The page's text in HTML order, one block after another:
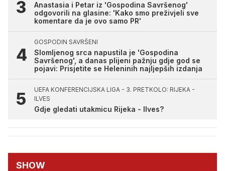
Anastasia i Petar iz 'Gospodina Savršenog'
odgovorili na glasine: 'Kako smo preživjeli sve
komentare da je ovo samo PR'
GOSPODIN SAVRŠENI
Slomljenog srca napustila je 'Gospodina
Savršenog', a danas plijeni pažnju gdje god se
pojavi: Prisjetite se Heleninih najljepših izdanja
UEFA KONFERENCIJSKA LIGA - 3. PRETKOLO: RIJEKA -
ILVES
Gdje gledati utakmicu Rijeka - Ilves?
SHOW